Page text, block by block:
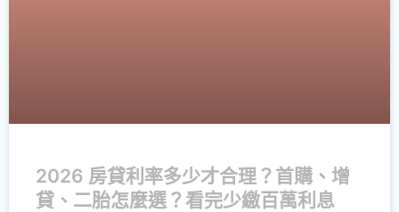
2026 房貸利率多少才合理？首購、增
貸、二胎怎麼選？看完少繳百萬利息